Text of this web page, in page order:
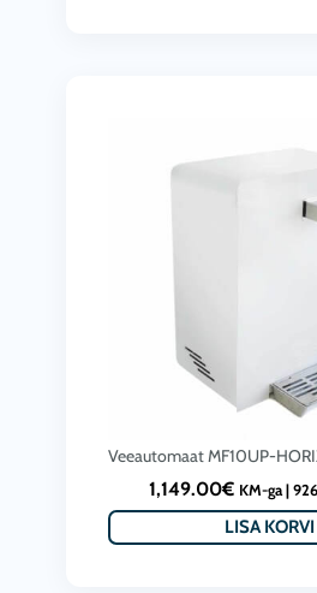
Veeautomaat MF10UP-
1,149.00€ KM-ga |
LISA KORVI